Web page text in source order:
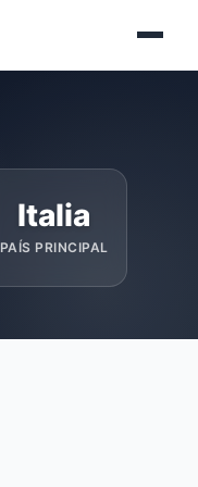
Italia
PAÍS PRINCIPAL